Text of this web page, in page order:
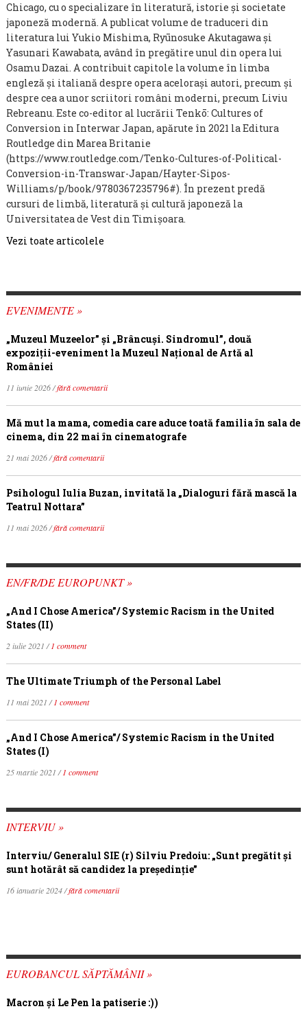
Chicago, cu o specializare în literatură, istorie și societate
japoneză modernă. A publicat volume de traduceri din
literatura lui Yukio Mishima, Ryūnosuke Akutagawa şi
Yasunari Kawabata, având în pregătire unul din opera lui
Osamu Dazai. A contribuit capitole la volume în limba
engleză şi italiană despre opera aceloraşi autori, precum şi
despre cea a unor scriitori români moderni, precum Liviu
Rebreanu. Este co-editor al lucrării Tenkō: Cultures of
Conversion in Interwar Japan, apărute în 2021 la Editura
Routledge din Marea Britanie
(https://www.routledge.com/Tenko-Cultures-of-Political-
Conversion-in-Transwar-Japan/Hayter-Sipos-
Williams/p/book/9780367235796#). În prezent predă
cursuri de limbă, literatură şi cultură japoneză la
Universitatea de Vest din Timişoara.
Vezi toate articolele
EVENIMENTE »
„Muzeul Muzeelor” și „Brâncuși. Sindromul”, două
expoziții-eveniment la Muzeul Național de Artă al
României
11 iunie 2026 /fără comentarii
Mă mut la mama, comedia care aduce toată familia în sala de
cinema, din 22 mai în cinematografe
21 mai 2026 /fără comentarii
Psihologul Iulia Buzan, invitată la „Dialoguri fără mască la
Teatrul Nottara”
11 mai 2026 /fără comentarii
EN/FR/DE EUROPUNKT »
„And I Chose America”/ Systemic Racism in the United
States (II)
2 iulie 2021 /1 comment
The Ultimate Triumph of the Personal Label
11 mai 2021 /1 comment
„And I Chose America”/ Systemic Racism in the United
States (I)
25 martie 2021 /1 comment
INTERVIU »
Interviu/ Generalul SIE (r) Silviu Predoiu: „Sunt pregătit și
sunt hotărât să candidez la președinție”
16 ianuarie 2024 /fără comentarii
EUROBANCUL SĂPTĂMÂNII »
Macron şi Le Pen la patiserie :))